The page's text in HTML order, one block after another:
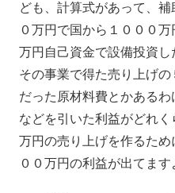
ども、計算式があって、
０万円で国から１０００
万円自己資金で設備投資
その事業で得た売り上げ
だった原材料費とかある
などを引いた利益がどれ
万円の売り上げを作るた
００万円の利益が出てます